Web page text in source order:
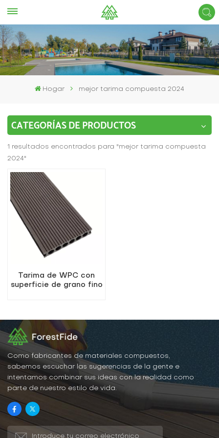
Hogar mejor tarima compuesta 2024
CATEGORÍAS DE PRODUCTOS
1 resultados encontrados para "mejor tarima compuesta
2024"
Tarima de WPC con
superficie de grano fino
Como fabricantes de materiales compuestos,
sabemos escuchar las sugerencias de la gente e
intentamos combinar sus ideas con la realidad como
parte de nuestro estilo de vida.